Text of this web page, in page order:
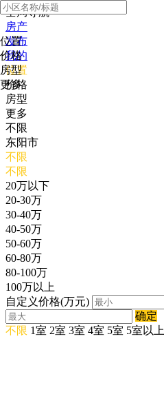
全局导航
房产
发布
我的
位置
价格
房型
更多
位置
价格
房型
更多
不限
东阳市
不限
不限
20万以下
20-30万
30-40万
40-50万
50-60万
60-80万
80-100万
100万以上
自定义价格(万元)
确定
不限 1室 2室 3室 4室 5室 5室以上